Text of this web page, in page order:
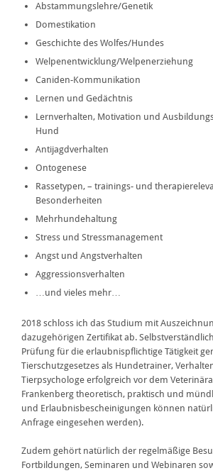
Abstammungslehre/Genetik
Domestikation
Geschichte des Wolfes/Hundes
Welpenentwicklung/Welpenerziehung
Caniden-Kommunikation
Lernen und Gedächtnis
Lernverhalten, Motivation und
Hund
Antijagdverhalten
Ontogenese
Rassetypen, – trainings- und
Besonderheiten
Mehrhundehaltung
Stress und Stressmanagement
Angst und Angstverhalten
Aggressionsverhalten
…und vieles mehr…
2018 schloss ich das Studium mit
dazugehörigen Zertifikat ab.
Prüfung für die erlaubnispflichtige Tätigkeit
Tierschutzgesetzes als Hundetrainer,
Tierpsychologe erfolgreich vor dem
Frankenberg theoretisch, praktisch und
und Erlaubnisbescheinigungen können
Anfrage eingesehen werden).
Zudem gehört natürlich der regelmäßige
Fortbildungen, Seminaren und Webinaren